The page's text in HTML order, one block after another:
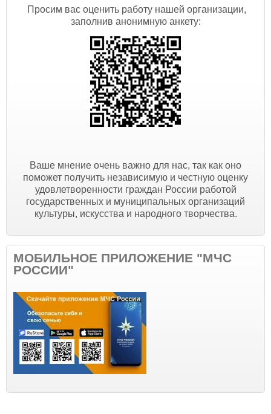
Просим вас оценить работу нашей организации,
заполнив анонимную анкету:
Ваше мнение очень важно для нас, так как оно
поможет получить независимую и честную оценку
удовлетворенности граждан России работой
государственных и муниципальных организаций
культуры, искусства и народного творчества.
МОБИЛЬНОЕ ПРИЛОЖЕНИЕ "МЧС
РОССИИ"